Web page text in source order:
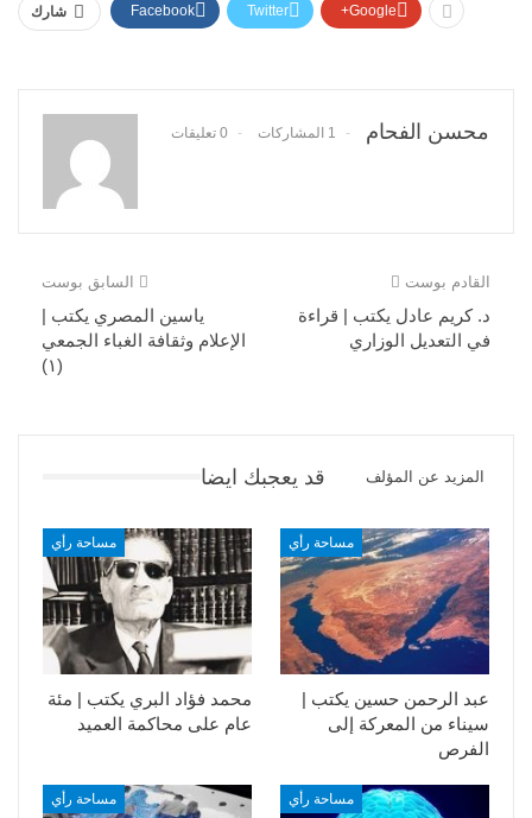
شارك Facebook Twitter Google+
محسن الفحام 1 المشاركات 0 تعليقات
السابق بوست
ياسين المصري يكتب |
الإعلام وثقافة الغباء الجمعي
(١)
القادم بوست
د. كريم عادل يكتب | قراءة
في التعديل الوزاري
قد يعجبك ايضا المزيد عن المؤلف
مساحة رأي
محمد فؤاد البري يكتب | مئة
عام على محاكمة العميد
مساحة رأي
عبد الرحمن حسين يكتب |
سيناء من المعركة إلى
الفرص
مساحة رأي مساحة رأي